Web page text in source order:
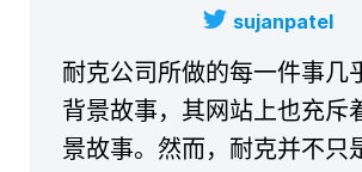
sujanpatel
耐克公司所做的每一件事几
背景故事，其网站上也充斥
景故事。然而，耐克并不只